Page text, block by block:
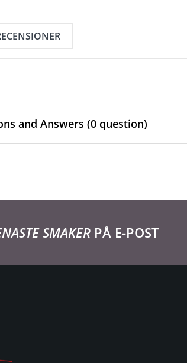
and Answers (0 question)
SMAKER PÅ E-POST